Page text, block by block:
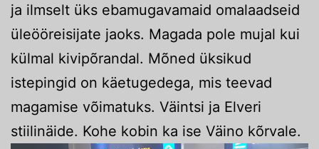
ja ilmselt üks ebamugavamaid omalaadseid
üleööreisijate jaoks. Magada pole mujal kui
külmal kivipõrandal. Mõned üksikud
istepingid on käetugedega, mis teevad
magamise võimatuks. Väintsi ja Elveri
stiilinäide. Kohe kobin ka ise Väino kõrvale.